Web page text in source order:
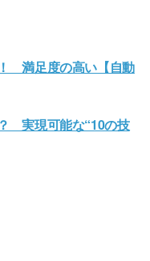
満足度の高い【自動
実現可能な“10の技